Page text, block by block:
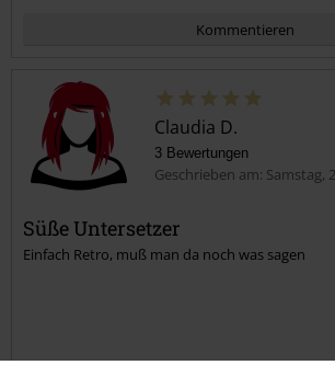
Kommentieren
Kommentar jetzt abschicken!
Claudia D.
3 Bewertungen
Geschrieben am: Samstag,
Süße Untersetzer
Einfach Retro, muß man da noch was sagen